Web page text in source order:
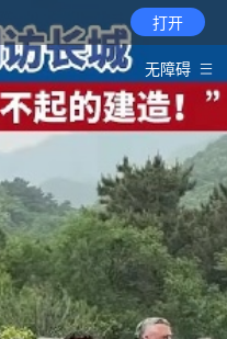
打开
无障碍